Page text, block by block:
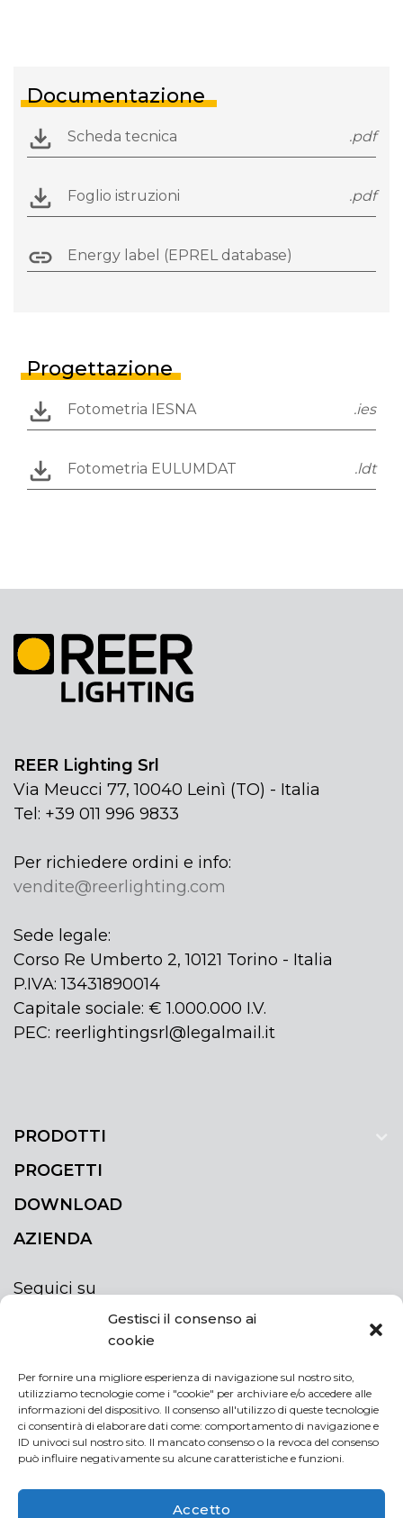
Gestisci il consenso ai
cookie
Per fornire una migliore esperienza di navigazione sul nostro sito,
utilizziamo tecnologie come i "cookie" per archiviare e/o accedere alle
informazioni del dispositivo. Il consenso all'utilizzo di queste tecnologie
ci consentirà di elaborare dati come: comportamento di navigazione e
ID univoci sul nostro sito. Il mancato consenso o la revoca del consenso
può influire negativamente su alcune caratteristiche e funzioni.
Accetto
Documentazione
Scheda tecnica .pdf
Foglio istruzioni .pdf
Energy label (EPREL database)
Progettazione
Fotometria IESNA .ies
Fotometria EULUMDAT .ldt
REER Lighting Srl
Via Meucci 77, 10040 Leinì (TO) - Italia
Tel: +39 011 996 9833
Per richiedere ordini e info:
vendite@reerlighting.com
Sede legale:
Corso Re Umberto 2, 10121 Torino - Italia
P.IVA: 13431890014
Capitale sociale: € 1.000.000 I.V.
PEC: reerlightingsrl@legalmail.it
PRODOTTI
PROGETTI
DOWNLOAD
AZIENDA
Seguici su
ISCRIVITI ALLA NEWSLETTER
Rimani sempre aggiornato iscrivendoti alla
newsletter
NEWSLETTER
If